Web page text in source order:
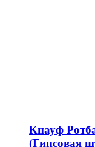
Кнауф
(Гипсовая